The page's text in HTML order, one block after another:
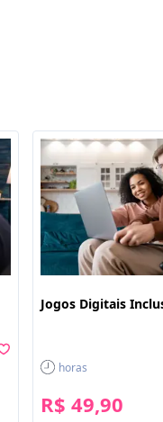
Jogos Digitais
horas
R$ 49,90